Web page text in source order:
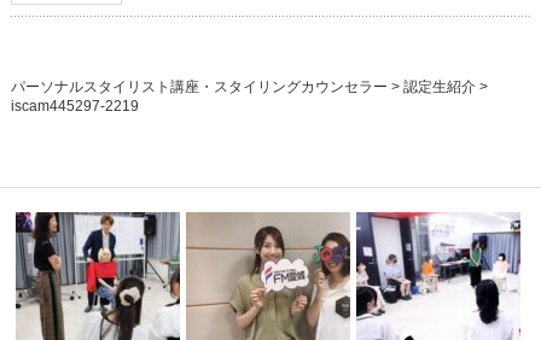
パーソナルスタイリスト講座・スタイリングカウンセラー > 認定生紹介>
iscam445297-2219